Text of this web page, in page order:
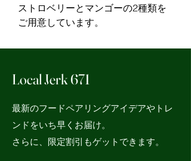
ストロベリーとマンゴーの2種類を
ご用意しています。
Local Jerk 671
最新のフードペアリングアイデアやトレ
ンドをいち早くお届け。
さらに、限定割引もゲットできます。